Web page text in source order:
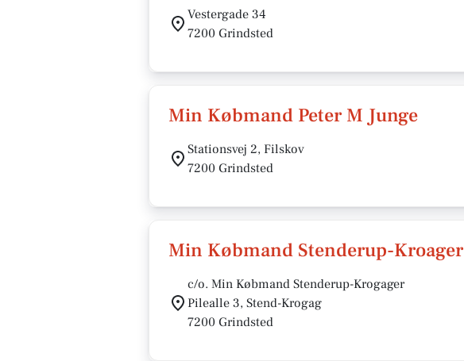
Vestergade 34
7200 Grindsted
Min Købmand Peter M Junge
Stationsvej 2, Filskov
7200 Grindsted
Min Købmand Stenderup-Kroager
c/o. Min Købmand Stenderup-Krogager
Pilealle 3, Stend-Krogag
7200 Grindsted